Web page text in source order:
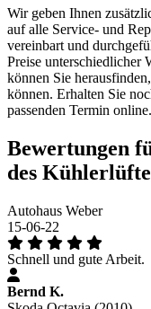
Wir geben Ihnen
auf alle Service- und
vereinbart und
Preise unterschiedlicher
können Sie
können. Erhalten Sie
passenden Termin online.
Bewertungen
des
Autohaus Weber
15-06-22
Schnell und gute Arbeit.
Bernd K.